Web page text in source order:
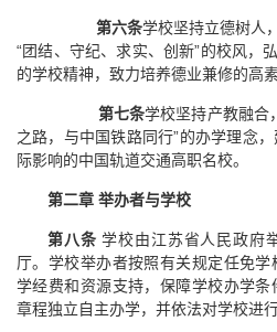
第六条学校坚持立德树人
“团结、守纪、求实、创新”的校风，
的学校精神，致力培养德业兼修
第七条学校坚持产教融合
之路，与中国铁路同行”的办学理念
际影响的中国轨道交通高职名校。
第二章 举办者与学校
第八条学校由江苏省人民政府
厅。学校举办者按照有关规定任免
学经费和资源支持，保障学校办学
章程独立自主办学，并依法对学